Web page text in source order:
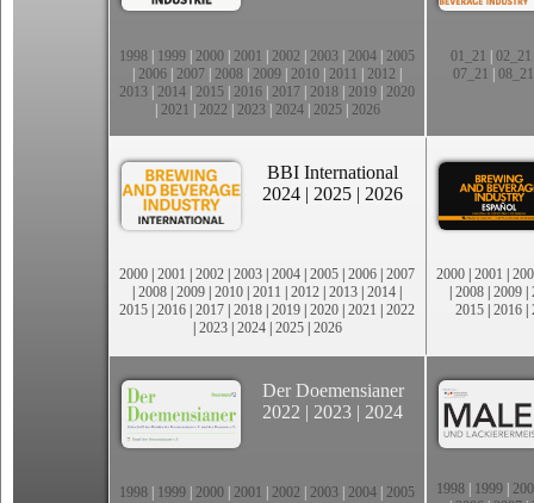
1998 1999 2000 2001 2002 2003 2004 2005
2006 2007 2008 2009 2010 2011 2012
2013 2014 2015 2016 2017 2018 2019 2020
2021 2022 2023| 2024| 2025| 2026
01_21 02_21
07_21
08_21
BBI International
2024 | 2025 | 2026
2000 | 2001 | 2002 | 2003 | 2004 | 2005 | 2006 | 2007
| 2008 | 2009 | 2010 | 2011 | 2012 | 2013 | 2014 |
2015 | 2016 | 2017 | 2018 | 2019 | 2020 | 2021 | 2022
| 2023| 2024| 2025| 2026
2000 | 2001 |
| 2008 | 2009 |
2015 | 2016 |
Der Doemensianer
2022 | 2023 | 2024
1998 1999 2000 2001 2002 2003 2004 2005
1998 1999